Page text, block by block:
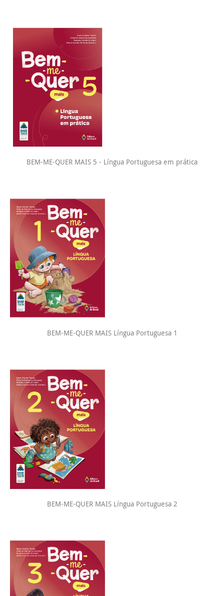
BEM-ME-QUER MAIS 5 - Língua Portuguesa em prática
BEM-ME-QUER MAIS Língua Portuguesa 1
BEM-ME-QUER MAIS Língua Portuguesa 2